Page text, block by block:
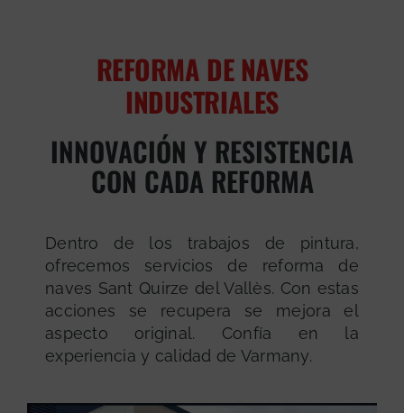
REFORMA DE NAVES
INDUSTRIALES
INNOVACIÓN Y RESISTENCIA
CON CADA REFORMA
Dentro de los trabajos de pintura,
ofrecemos servicios de reforma de
naves Sant Quirze del Vallès. Con estas
acciones se recupera se mejora el
aspecto original. Confía en la
experiencia y calidad de Varmany.